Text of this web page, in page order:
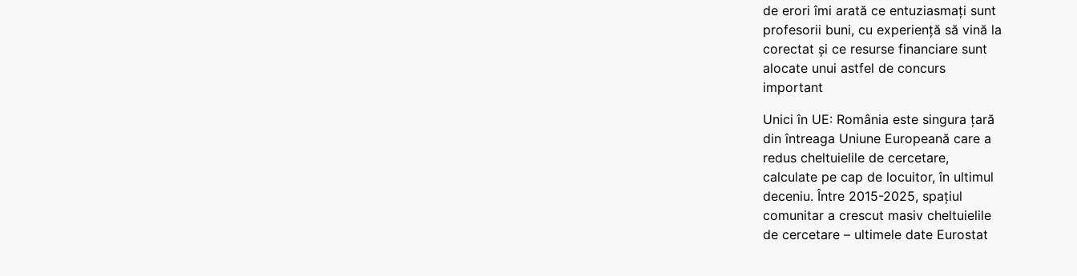
de erori îmi arată ce entuziasmați sunt
profesorii buni, cu experiență să vină la
corectat și ce resurse financiare sunt
alocate unui astfel de concurs
important
Unici în UE: România este singura țară
din întreaga Uniune Europeană care a
redus cheltuielile de cercetare,
calculate pe cap de locuitor, în ultimul
deceniu. Între 2015-2025, spațiul
comunitar a crescut masiv cheltuielile
de cercetare – ultimele date Eurostat